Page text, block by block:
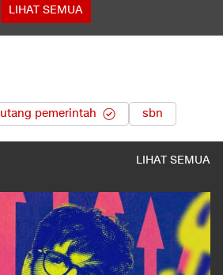
LIHAT SEMUA
utang pemerintah sbn
LIHAT SEMUA